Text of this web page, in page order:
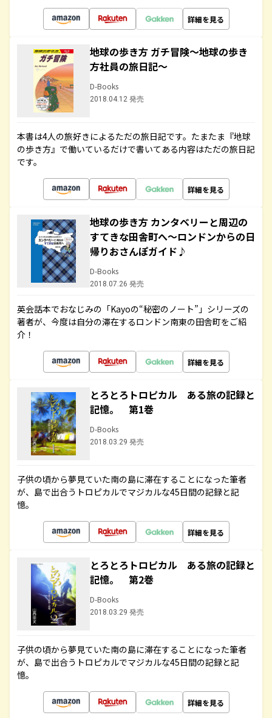
詳細を見る
地球の歩き方 ガチ冒険～地球の歩き
方社員の旅日記～
D-Books
2018.04.12 発売
本書は4人の旅好きによるただの旅日記です。たまたま『地球
の歩き方』で働いているだけで書いてある内容はただの旅日記
です。
詳細を見る
地球の歩き方 カンタベリーと周辺の
すてきな田舎町へ～ロンドンからの日
帰りおさんぽガイド♪
D-Books
2018.07.26 発売
英会話本でおなじみの「Kayoの“秘密のノート”」シリーズの
著者が、今度は自分の滞在するロンドン南東の田舎町をご紹
介！
詳細を見る
とろとろトロピカル ある旅の記録と
記憶。 第1巻
D-Books
2018.03.29 発売
子供の頃から夢見ていた南の島に滞在することになった筆者
が、島で出合うトロピカルでマジカルな45日間の記録と記
憶。
詳細を見る
とろとろトロピカル ある旅の記録と
記憶。 第2巻
D-Books
2018.03.29 発売
子供の頃から夢見ていた南の島に滞在することになった筆者
が、島で出合うトロピカルでマジカルな45日間の記録と記
憶。
詳細を見る